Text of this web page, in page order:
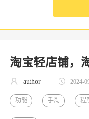
淘宝轻店铺，
author 2024-
功能 手淘 程